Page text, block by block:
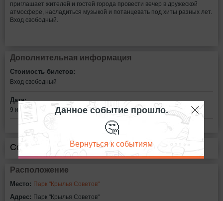
приглашает жителей и гостей города провести вечер в дружеской
атмосфере, насладиться музыкой и потанцевать под хиты разных лет.
Вход свободный.
Дополнительная информация
Стоимость билетов:
Вход свободный
Дата:
9 июля в 17:00
Сообщить об ошибке
Расположение
Место: Парк "Крылья Советов"
Адрес: Парк "Крылья Советов"
Данное событие прошло.
🤔
Вернуться к событиям